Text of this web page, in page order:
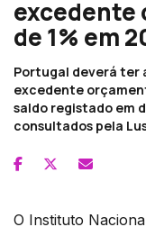
excedente
de 1% em
Portugal deverá ter
excedente
saldo registado em
consultados pela
O Instituto